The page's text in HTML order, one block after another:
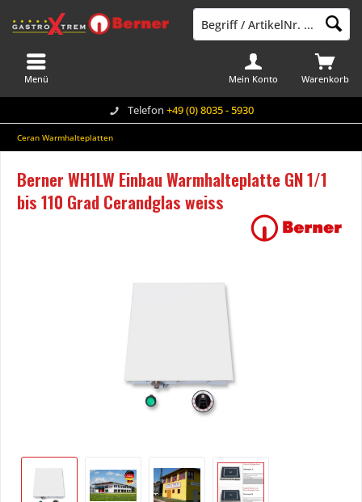
Telefon +49 (0) 8035 - 5930
Warenkorb
Mein Konto
Menü
Ceran Warmhalteplatten
Berner WH1LW Einbau Warmhalteplatte GN 1/1
bis 110 Grad Cerandglas weiss